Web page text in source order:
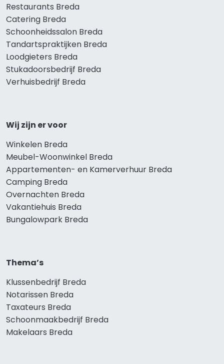
Restaurants Breda
Catering Breda
Schoonheidssalon Breda
Tandartspraktijken Breda
Loodgieters Breda
Stukadoorsbedrijf Breda
Verhuisbedrijf Breda
Wij zijn er voor
Winkelen Breda
Meubel-Woonwinkel Breda
Appartementen- en Kamerverhuur Breda
Camping Breda
Overnachten Breda
Vakantiehuis Breda
Bungalowpark Breda
Thema’s
Klussenbedrijf Breda
Notarissen Breda
Taxateurs Breda
Schoonmaakbedrijf Breda
Makelaars Breda